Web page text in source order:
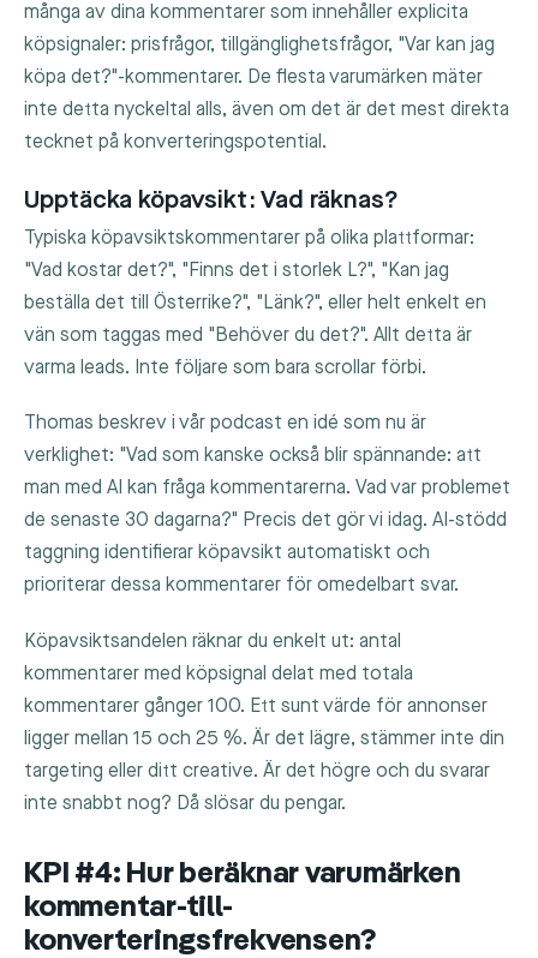
många av dina kommentarer som innehåller explicita
köpsignaler: prisfrågor, tillgänglighetsfrågor, "Var kan jag
köpa det?"-kommentarer. De flesta varumärken mäter
inte detta nyckeltal alls, även om det är det mest direkta
tecknet på konverteringspotential.
Upptäcka köpavsikt: Vad räknas?
Typiska köpavsiktskommentarer på olika plattformar:
"Vad kostar det?", "Finns det i storlek L?", "Kan jag
beställa det till Österrike?", "Länk?", eller helt enkelt en
vän som taggas med "Behöver du det?". Allt detta är
varma leads. Inte följare som bara scrollar förbi.
Thomas beskrev i vår podcast en idé som nu är
verklighet: "Vad som kanske också blir spännande: att
man med AI kan fråga kommentarerna. Vad var problemet
de senaste 30 dagarna?" Precis det gör vi idag. AI-stödd
taggning identifierar köpavsikt automatiskt och
prioriterar dessa kommentarer för omedelbart svar.
Köpavsiktsandelen räknar du enkelt ut: antal
kommentarer med köpsignal delat med totala
kommentarer gånger 100. Ett sunt värde för annonser
ligger mellan 15 och 25 %. Är det lägre, stämmer inte din
targeting eller ditt creative. Är det högre och du svarar
inte snabbt nog? Då slösar du pengar.
KPI #4: Hur beräknar varumärken
kommentar-till-
konverteringsfrekvensen?